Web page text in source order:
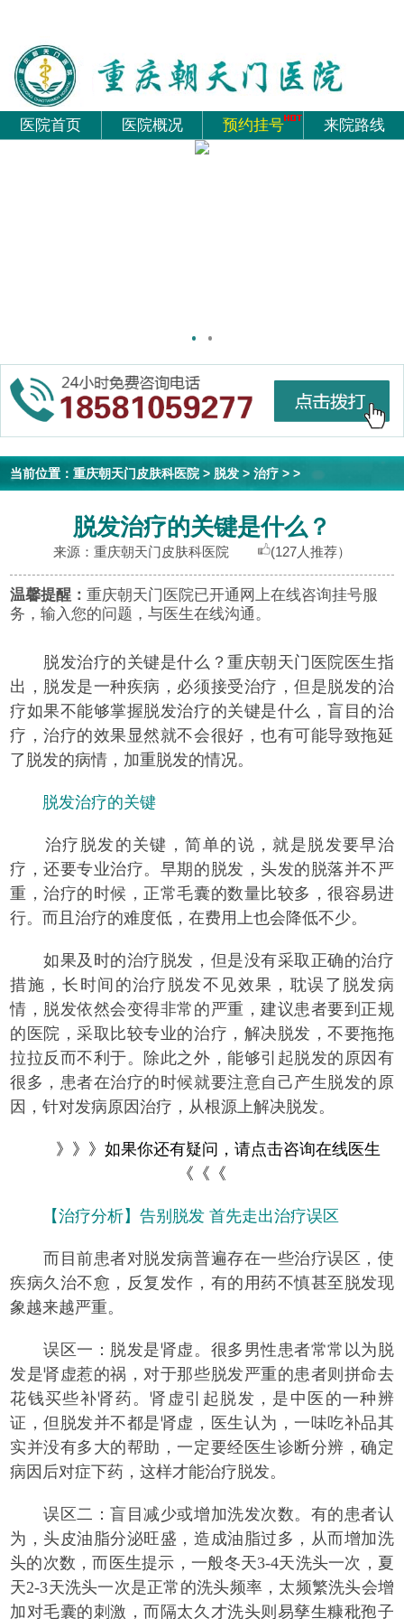
医院首页 医院概况 预约挂号 来院路线
当前位置：重庆朝天门皮肤科医院> 脱发 >治疗 > >
脱发治疗的关键是什么？
来源：重庆朝天门皮肤科医院 (127人推荐）
温馨提醒：重庆朝天门医院已开通网上在线咨询挂号服
务，输入您的问题，与医生在线沟通。
脱发治疗的关键是什么？重庆朝天门医院医生指
出，脱发是一种疾病，必须接受治疗，但是脱发的治
疗如果不能够掌握脱发治疗的关键是什么，盲目的治
疗，治疗的效果显然就不会很好，也有可能导致拖延
了脱发的病情，加重脱发的情况。
脱发治疗的关键
治疗脱发的关键，简单的说，就是脱发要早治
疗，还要专业治疗。早期的脱发，头发的脱落并不严
重，治疗的时候，正常毛囊的数量比较多，很容易进
行。而且治疗的难度低，在费用上也会降低不少。
如果及时的治疗脱发，但是没有采取正确的治疗
措施，长时间的治疗脱发不见效果，耽误了脱发病
情，脱发依然会变得非常的严重，建议患者要到正规
的医院，采取比较专业的治疗，解决脱发，不要拖拖
拉拉反而不利于。除此之外，能够引起脱发的原因有
很多，患者在治疗的时候就要注意自己产生脱发的原
因，针对发病原因治疗，从根源上解决脱发。
》》》如果你还有疑问，请点击咨询在线医生
《《《
【治疗分析】告别脱发 首先走出治疗误区
而目前患者对脱发病普遍存在一些治疗误区，使
疾病久治不愈，反复发作，有的用药不慎甚至脱发现
象越来越严重。
误区一：脱发是肾虚。很多男性患者常常以为脱
发是肾虚惹的祸，对于那些脱发严重的患者则拼命去
花钱买些补肾药。肾虚引起脱发，是中医的一种辨
证，但脱发并不都是肾虚，医生认为，一味吃补品其
实并没有多大的帮助，一定要经医生诊断分辨，确定
病因后对症下药，这样才能治疗脱发。
误区二：盲目减少或增加洗发次数。有的患者认
为，头皮油脂分泌旺盛，造成油脂过多，从而增加洗
头的次数，而医生提示，一般冬天3-4天洗头一次，夏
天2-3天洗头一次是正常的洗头频率，太频繁洗头会增
加对毛囊的刺激，而隔太久才洗头则易孳生糠秕孢子